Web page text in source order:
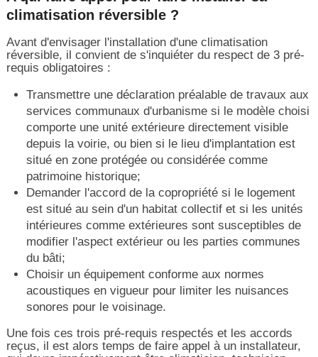
climatisation réversible ?
Avant d'envisager l'installation d'une climatisation
réversible, il convient de s'inquiéter du respect de 3 pré-
requis obligatoires :
Transmettre une déclaration préalable de travaux aux
services communaux d'urbanisme si le modèle choisi
comporte une unité extérieure directement visible
depuis la voirie, ou bien si le lieu d'implantation est
situé en zone protégée ou considérée comme
patrimoine historique;
Demander l'accord de la copropriété si le logement
est situé au sein d'un habitat collectif et si les unités
intérieures comme extérieures sont susceptibles de
modifier l'aspect extérieur ou les parties communes
du bâti;
Choisir un équipement conforme aux normes
acoustiques en vigueur pour limiter les nuisances
sonores pour le voisinage.
Une fois ces trois pré-requis respectés et les accords
reçus, il est alors temps de faire appel à un installateur,